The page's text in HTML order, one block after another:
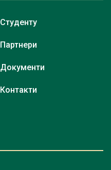
Студенту
Партнери
Документи
Контакти